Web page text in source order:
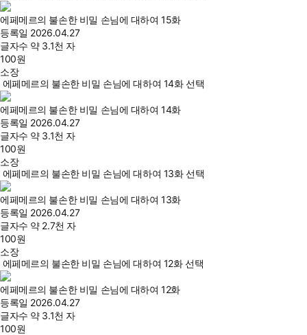
에페메르의 불손한 비밀 손님에 대하여 15화
등록일 2026.04.27
글자수 약 3.1천 자
100원
소장
에페메르의 불손한 비밀 손님에 대하여 14화 선택
에페메르의 불손한 비밀 손님에 대하여 14화
등록일 2026.04.27
글자수 약 3.1천 자
100원
소장
에페메르의 불손한 비밀 손님에 대하여 13화 선택
에페메르의 불손한 비밀 손님에 대하여 13화
등록일 2026.04.27
글자수 약 2.7천 자
100원
소장
에페메르의 불손한 비밀 손님에 대하여 12화 선택
에페메르의 불손한 비밀 손님에 대하여 12화
등록일 2026.04.27
글자수 약 3.1천 자
100원